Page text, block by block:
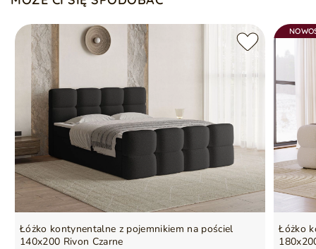
Łóżko kontynentalne z pojemnikiem na pościel
140x200 Rivon Czarne
Łóżko